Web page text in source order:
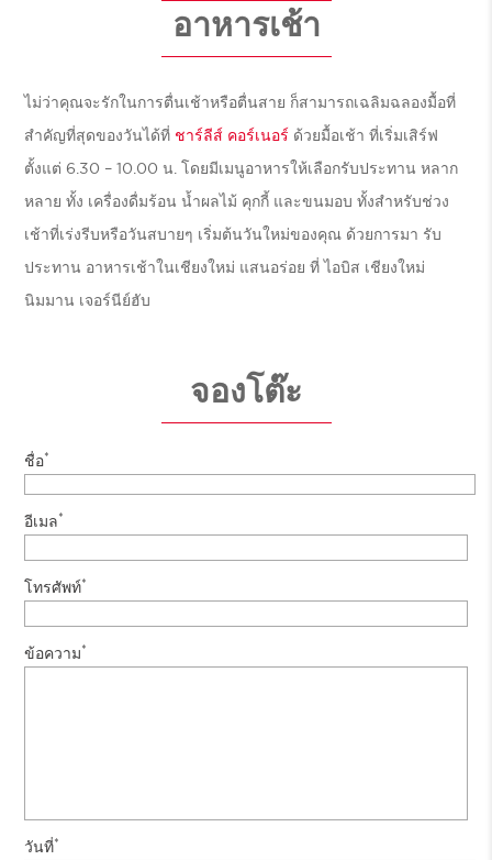
อาหารเช้า
ไม่ว่าคุณจะรักในการตื่นเช้าหรือตื่นสาย ก็สามารถเฉลิมฉลองมื้อที่
สำคัญที่สุดของวันได้ที่ ชาร์ลีส์ คอร์เนอร์ ด้วยมื้อเช้า ที่เริ่มเสิร์ฟ
ตั้งแต่ 6.30 – 10.00 น. โดยมีเมนูอาหารให้เลือกรับประทาน หลาก
หลาย ทั้ง เครื่องดื่มร้อน น้ำผลไม้ คุกกี้ และขนมอบ ทั้งสำหรับช่วง
เช้าที่เร่งรีบหรือวันสบายๆ เริ่มต้นวันใหม่ของคุณ ด้วยการมา รับ
ประทาน อาหารเช้าในเชียงใหม่ แสนอร่อย ที่ ไอบิส เชียงใหม่
นิมมาน เจอร์นีย์ฮับ
จองโต๊ะ
ชื่อ*
อีเมล*
โทรศัพท์*
ข้อความ*
วันที่*